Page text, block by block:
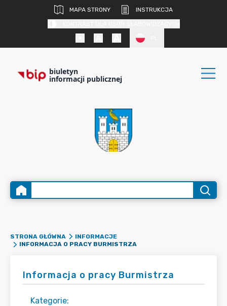
MAPA STRONY
INSTRUKCJA
biuletyn
informacji publicznej
STRONA GŁÓWNA
INFORMACJE
INFORMACJA O PRACY BURMISTRZA
Informacja o pracy Burmistrza
Kategorie: